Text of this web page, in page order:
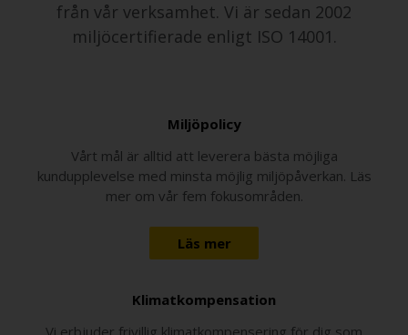
från vår verksamhet. Vi är sedan 2002
miljöcertifierade enligt ISO 14001.
Miljöpolicy
Vårt mål är alltid att leverera bästa möjliga
kundupplevelse med minsta möjlig miljöpåverkan. Läs
mer om vår fem fokusområden.
Läs mer
Klimatkompensation
Vi erbjuder frivillig klimatkompensering för dig som